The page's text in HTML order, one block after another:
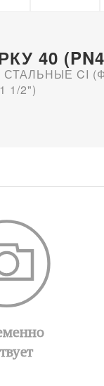
40
СТАЛЬНЫЕ CI
1/2")